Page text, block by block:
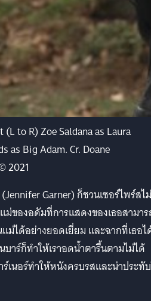
to R) Zoe Saldana as Laura
as Big Adam. Cr. Doane
2021
Garner) ก็ชวนเซอร์ไพร์สไม่
ม่ของอดัมที่การแสดงของเธอสามา
ม่ได้อย่างยอดเยี่ยม และฉากที่เธอไ
บาร์ก็ทำให้เราอดน้ำตารื้นตามไม่ได้
ร์เนอร์ทำให้หนังครบรสและน่าประทั